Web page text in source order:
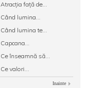
Atracția față de...
Când lumina...
Când lumina te...
Capcana...
Ce înseamnă să...
Ce valori...
Inainte